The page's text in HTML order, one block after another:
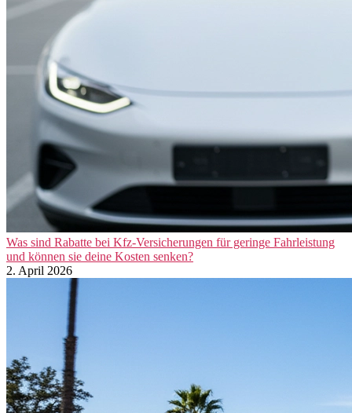
Was sind Rabatte bei Kfz-Versicherungen für geringe Fahrleistung
und können sie deine Kosten senken?
2. April 2026